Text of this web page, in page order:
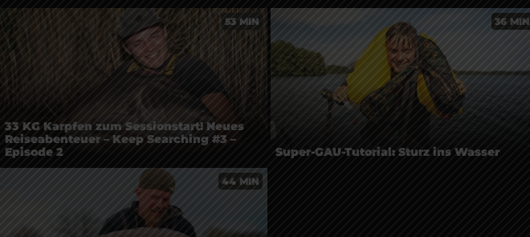
53 MIN
33 KG Karpfen zum Sessionstart! Neues
Reiseabenteuer – Keep Searching #3 –
Episode 2
36 MIN
Super-GAU-Tutorial: Sturz ins Wasser
44 MIN